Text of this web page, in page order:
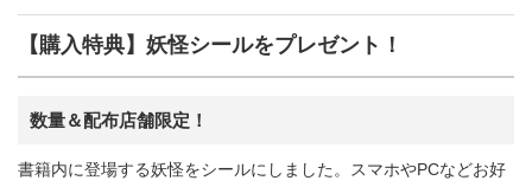
【購入特典】妖怪シールをプレゼント！
数量＆配布店舗限定！
書籍内に登場する妖怪をシールにしました。スマホやPCなどお好